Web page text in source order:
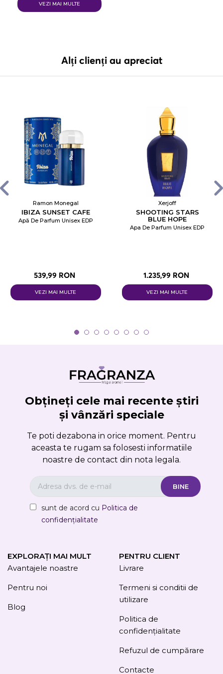
VEZI MAI MULTE
Alți clienți au apreciat
Ramon Monegal
IBIZA SUNSET CAFE
Apă De Parfum Unisex EDP
539,99 RON
VEZI MAI MULTE
Xerjoff
SHOOTING STARS
BLUE HOPE
Apa De Parfum Unisex EDP
1.235,99 RON
VEZI MAI MULTE
Obțineți cele mai recente știri
și vânzări speciale
Te poti dezabona in orice moment. Pentru
aceasta te rugam sa folosesti informatiile
noastre de contact din nota legala.
sunt de acord cu Politica de
confidențialitate
EXPLORAȚI MAI MULT
Avantajele noastre
Pentru noi
Blog
PENTRU CLIENT
Livrare
Termeni si conditii de
utilizare
Politica de
confidențialitate
Refuzul de cumpărare
Contacte